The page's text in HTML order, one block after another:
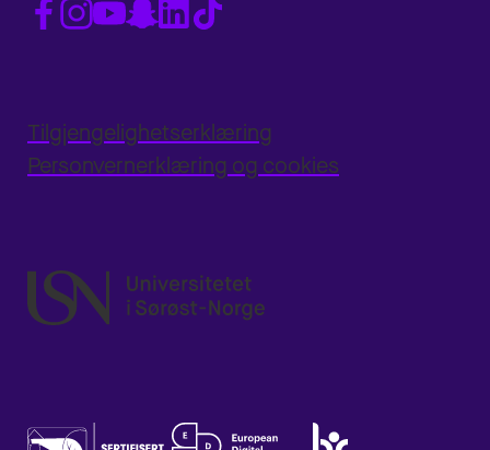
Tilgjengelighetserklæring
Personvernerklæring og cookies